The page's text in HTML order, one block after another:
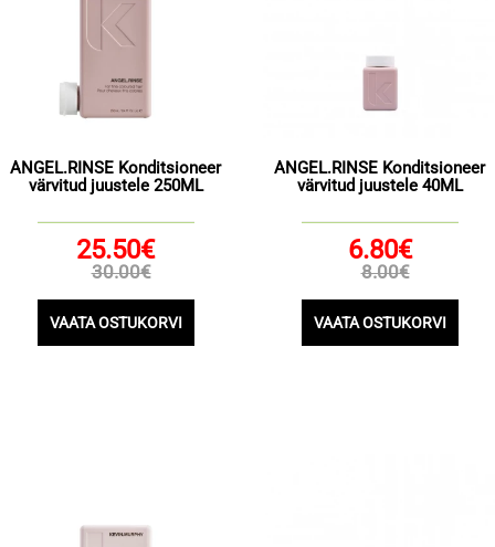
ANGEL.RINSE Konditsioneer
värvitud juustele 250ML
25.50€
30.00€
VAATA OSTUKORVI
ANGEL.RINSE Konditsioneer
värvitud juustele 40ML
6.80€
8.00€
VAATA OSTUKORVI